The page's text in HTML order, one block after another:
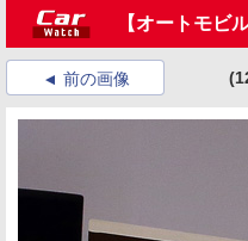
【オートモビ
前の画像